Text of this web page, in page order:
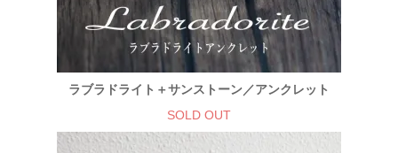
ラブラドライト＋サンストーン／アンクレット
SOLD OUT